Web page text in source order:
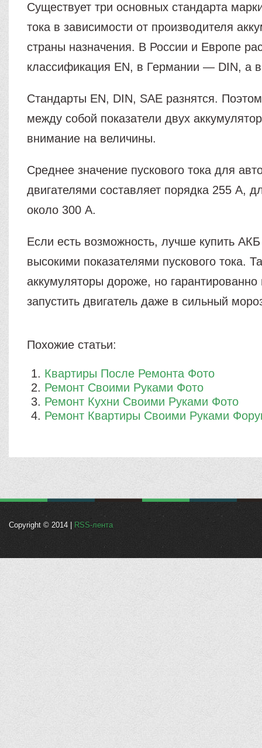
Существует три основных стандарта
тока в зависимости от производителя
страны назначения. В России и Европе
классификация EN, в Германии — DIN,
Стандарты EN, DIN, SAE разнятся.
между собой показатели двух
внимание на величины.
Среднее значение пускового тока для
двигателями составляет порядка 255 А,
около 300 А.
Если есть возможность, лучше купить
высокими показателями пускового тока.
аккумуляторы дороже, но гарантированно
запустить двигатель даже в сильный
Похожие статьи:
Квартиры После Ремонта Фото
Ремонт Своими Руками Фото
Ремонт Кухни Своими Руками Фото
Ремонт Квартиры Своими Руками
Copyright © 2014 | RSS-лента